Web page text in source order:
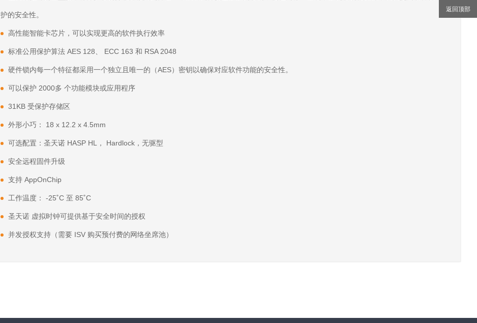
返回顶部
护的安全性。
高性能智能卡芯片，可以实现更高的软件执行效率
标准公用保护算法 AES 128、 ECC 163 和 RSA 2048
硬件锁内每一个特征都采用一个独立且唯一的（AES）密钥以确保对应软件功能的安全性。
可以保护 2000多 个功能模块或应用程序
31KB 受保护存储区
外形小巧： 18 x 12.2 x 4.5mm
可选配置：圣天诺 HASP HL， Hardlock，无驱型
安全远程固件升级
支持 AppOnChip
工作温度： -25˚C 至 85˚C
圣天诺 虚拟时钟可提供基于安全时间的授权
并发授权支持（需要 ISV 购买预付费的网络坐席池）